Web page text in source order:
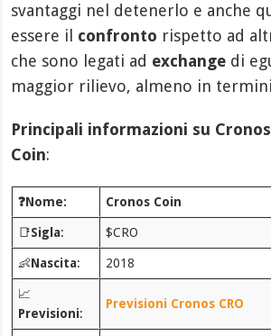
svantaggi nel detenerlo e anche
essere il confronto rispetto ad
che sono legati ad exchange di
maggior rilievo, almeno in
Principali informazioni su Cronos
Coin:
❓Nome: Cronos Coin
📑Sigla: $CRO
👶Nascita: 2018
📈
Previsioni:
Previsioni Cronos CRO